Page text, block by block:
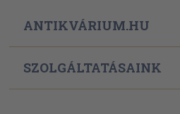
ANTIKVÁRIUM.HU
SZOLGÁLTATÁSAINK